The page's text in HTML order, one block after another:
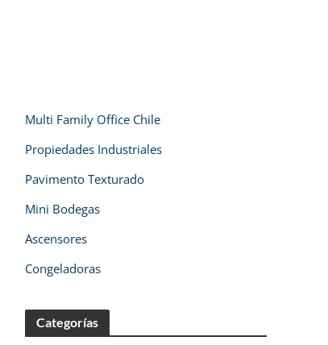
Multi Family Office Chile
Propiedades Industriales
Pavimento Texturado
Mini Bodegas
Ascensores
Congeladoras
Categorías